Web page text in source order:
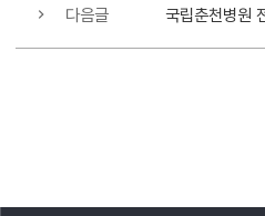
다음글